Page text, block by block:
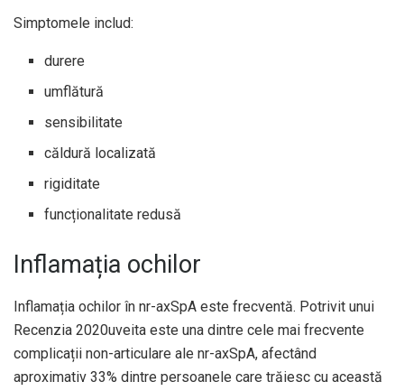
Simptomele includ:
durere
umflătură
sensibilitate
căldură localizată
rigiditate
funcționalitate redusă
Inflamația ochilor
Inflamația ochilor în nr-axSpA este frecventă. Potrivit unui
Recenzia 2020uveita este una dintre cele mai frecvente
complicații non-articulare ale nr-axSpA, afectând
aproximativ 33% dintre persoanele care trăiesc cu această